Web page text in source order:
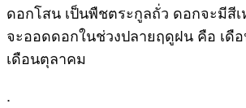
ดอกโสน เป็นพืชตระกูลถั่ว ดอกจะมีสี
จะออดดอกในช่วงปลายฤดูฝน คือ เดื
เดือนตุลาคม
.